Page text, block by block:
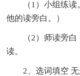
（1）小组练读
他的读旁白。）
（2）师读旁白
读。
2、选词填空 无